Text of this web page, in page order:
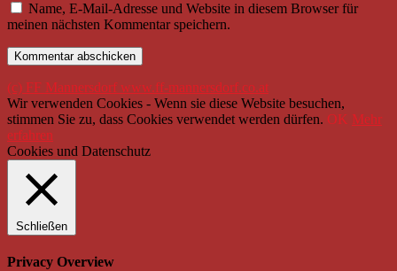
Name, E-Mail-Adresse und Website in diesem Browser für
meinen nächsten Kommentar speichern.
(c) FF Mannersdorf www.ff-mannersdorf.co.at
Wir verwenden Cookies - Wenn sie diese Website besuchen,
stimmen Sie zu, dass Cookies verwendet werden dürfen. OK Mehr
erfahren
Cookies und Datenschutz
Schließen
Privacy Overview